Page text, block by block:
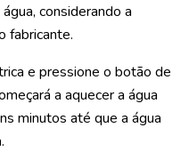
considerando a
fabricante.
e pressione o botão de
a aquecer a água
minutos até que a água